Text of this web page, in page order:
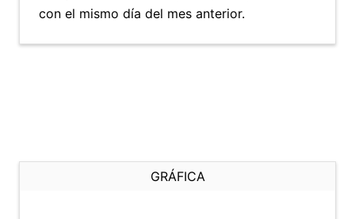
con el mismo día del mes anterior.
GRÁFICA